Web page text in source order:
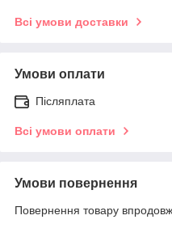
Всі умови доставки
Умови оплати
Післяплата
Всі умови оплати
Умови повернення
Повернення товару